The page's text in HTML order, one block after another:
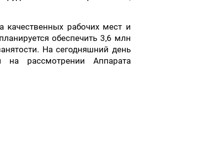
качественных рабочих мест и
обеспечить 3,6 млн
На сегодняшний день
на рассмотрении Аппарата